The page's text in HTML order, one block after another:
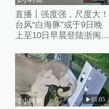
直播丨强度强，尺度大！
台风“白海豚”或于9日晚
上至10日早晨登陆浙闽沿
2小时前 01:05